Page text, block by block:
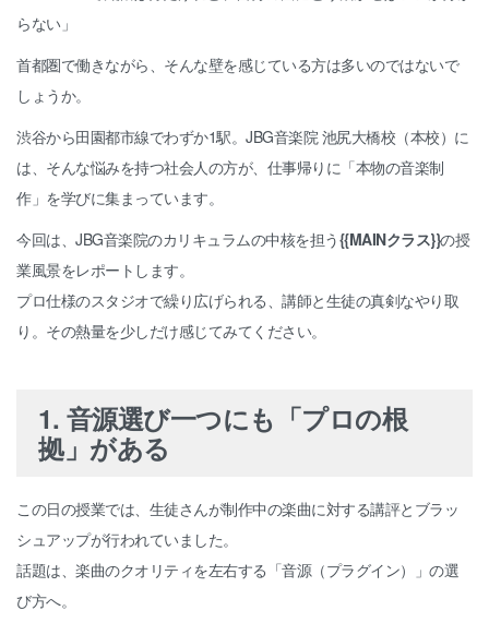
らない」
首都圏で働きながら、そんな壁を感じている方は多いのではないで
しょうか。
渋谷から田園都市線でわずか1駅。JBG音楽院 池尻大橋校（本校）に
は、そんな悩みを持つ社会人の方が、仕事帰りに「本物の音楽制
作」を学びに集まっています。
今回は、JBG音楽院のカリキュラムの中核を担う{{MAINクラス}}の授
業風景をレポートします。
プロ仕様のスタジオで繰り広げられる、講師と生徒の真剣なやり取
り。その熱量を少しだけ感じてみてください。
1. 音源選び一つにも「プロの根
拠」がある
この日の授業では、生徒さんが制作中の楽曲に対する講評とブラッ
シュアップが行われていました。
話題は、楽曲のクオリティを左右する「音源（プラグイン）」の選
び方へ。